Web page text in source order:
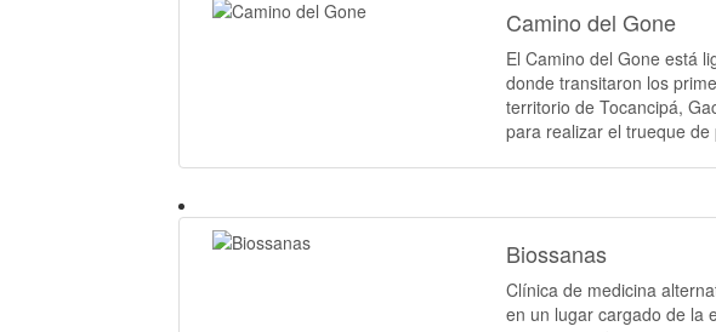
Camino del Gone
El Camino del Gone está
donde transitaron los
territorio de Tocancipá,
para realizar el trueque de
Biossanas
Clínica de medicina
en un lugar cargado de la